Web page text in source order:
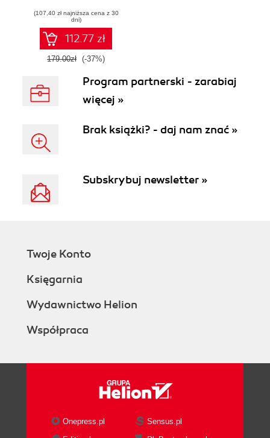
Wydanie III
(107,40 zł najniższa cena z 30
dni)
112.77 zł
179.00zł (-37%)
Program partnerski - zarabiaj
więcej »
Brak książki? - daj nam znać »
Subskrybuj newsletter »
Twoje Konto
Księgarnia
Wydawnictwo Helion
Współpraca
Onepress.pl
Sensus.pl